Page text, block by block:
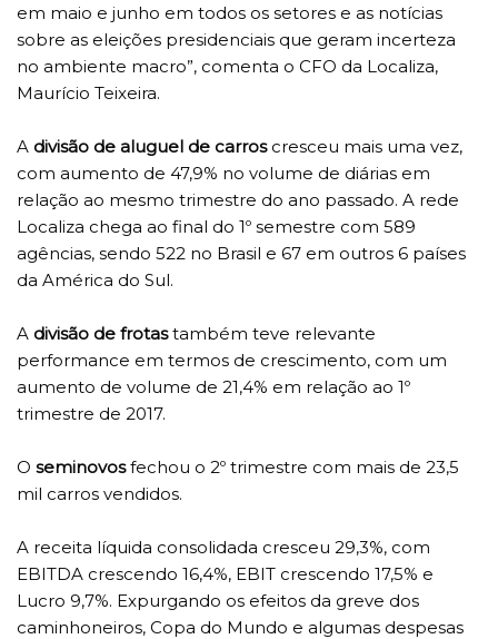
em maio e junho em todos os setores e as notícias
sobre as eleições presidenciais que geram incerteza
no ambiente macro”, comenta o CFO da Localiza,
Maurício Teixeira.
A divisão de aluguel de carroscresceu mais uma vez,
com aumento de 47,9% no volume de diárias em
relação ao mesmo trimestre do ano passado. A rede
Localiza chega ao final do 1º semestre com 589
agências, sendo 522 no Brasil e 67 em outros 6 países
da América do Sul.
A divisão de frotastambém teve relevante
performance em termos de crescimento, com um
aumento de volume de 21,4% em relação ao 1º
trimestre de 2017.
O seminovosfechou o 2º trimestre com mais de 23,5
mil carros vendidos.
A receita líquida consolidada cresceu 29,3%, com
EBITDA crescendo 16,4%, EBIT crescendo 17,5% e
Lucro 9,7%. Expurgando os efeitos da greve dos
caminhoneiros, Copa do Mundo e algumas despesas